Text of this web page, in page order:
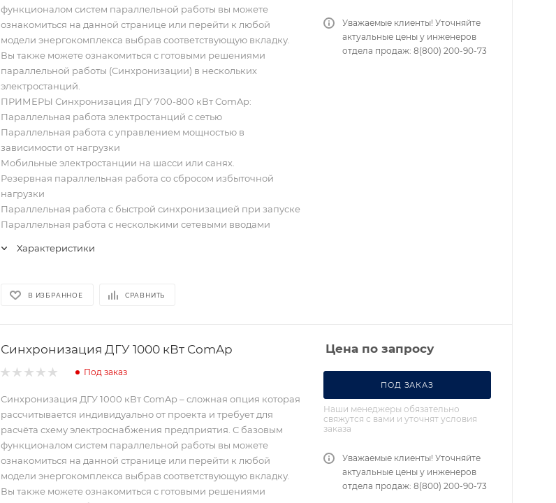
функционалом систем параллельной работы вы можете
ознакомиться на данной странице или перейти к любой
модели энергокомплекса выбрав соответствующую вкладку.
Вы также можете ознакомиться с готовыми решениями
параллельной работы (Синхронизации) в нескольких
электростанций.
ПРИМЕРЫ Синхронизация ДГУ 700-800 кВт ComAp:
Параллельная работа электростанций с сетью
Параллельная работа с управлением мощностью в
зависимости от нагрузки
Мобильные электростанции на шасси или санях.
Резервная параллельная работа со сбросом избыточной
нагрузки
Параллельная работа с быстрой синхронизацией при запуске
Параллельная работа с несколькими сетевыми вводами
Характеристики
В ИЗБРАННОЕ СРАВНИТЬ
Уважаемые клиенты! Уточняйте
актуальные цены у инженеров
отдела продаж: 8(800) 200-90-73
Синхронизация ДГУ 1000 кВт ComAp
Под заказ
Синхронизация ДГУ 1000 кВт ComAp – сложная опция которая
рассчитывается индивидуально от проекта и требует для
расчёта схему электроснабжения предприятия. С базовым
функционалом систем параллельной работы вы можете
ознакомиться на данной странице или перейти к любой
модели энергокомплекса выбрав соответствующую вкладку.
Вы также можете ознакомиться с готовыми решениями
Цена по запросу
ПОД ЗАКАЗ
Наши менеджеры обязательно
свяжутся с вами и уточнят условия
заказа
Уважаемые клиенты! Уточняйте
актуальные цены у инженеров
отдела продаж: 8(800) 200-90-73